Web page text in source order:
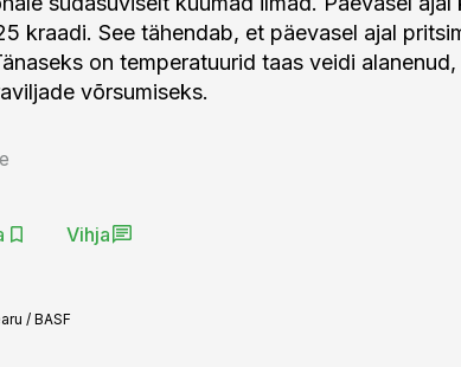
kraadi. See tähendab, et päevasel ajal
on temperatuurid taas veidi
võrsumiseks.
Vihja
/ BASF